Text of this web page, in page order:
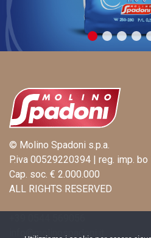
© Molino Spadoni s.p.a.
P.iva 00529220394 | reg. imp. bo
Cap. soc. € 2.000.000
ALL RIGHTS RESERVED